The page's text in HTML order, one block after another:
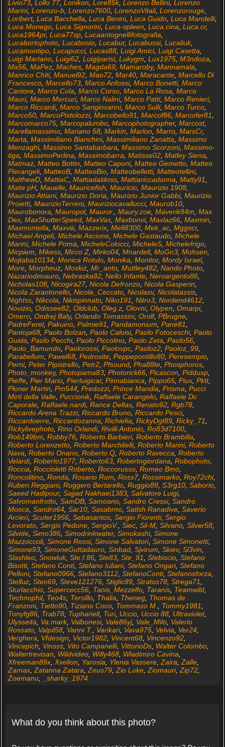
Livio73, Lollo 77, Lonikon Lore85k, Lorenzo Bellini, Lorenzo
Marini, Lorenzo-b, Lorenzo7600, LorenzoVitali, Lorenzorouge,
Loribert, Luca Bacchella Luca Benini, Luca Guido, Luca Mandelli,
Luca Monego, Luca Signorini, Luca-spleen Luca.cina Luca.cr,
Luca1964pr, Luca77sp, Lucaantognellifotografia
Lucabortophoto, Lucabosio, Lucabur, Lucabussi, Lucaliuk,
Lucamontipo, Lucapucci, Lucas88, Luigi Amici, Luigi Casetta
Luigi Martano, Luigi62, Luigiparisi, Lukygm Lux1975, M3ndoza
Ma56, MaPez, Maches, Magda69, Mamaroby, Mannamala
Manrico Chiti, Manuel92, Mao72, Mar40, Maracante, Marcello Di
Francesco, Marcello73, Marco Anfossi, Marco Bonetti, Marco
Cantore, Marco Cola Marco Corso, Marco La Rosa Marco
Mauri, Marco Mercuri, Marco Nalini, Marco Patti, Marco Renieri,
Marco Riccardi, Marco Sangiovanni, Marco Sulli, Marco Turco,
Marco50, MarcoPistolozzi, Marcobello91 Marcof86, Marcofer81
Marcomarco75, Marcopalumbo, Marcophotographer, Marcost,
Marellamassimo, Mariano 58, Markin Marlon Marro, MarsCr,
Marta Massimiliano Bianchini, Massimiliano Zanatta Massimo
Menzaghi, Massimo Santabarbara Massimo Scorzoni, Massimo-
tiga MassimoPerlina Massimobarra Matisse02, Matley Siena
Matmaz, Matteo Bottin Matteo Caponi, Matteo Gemetto, Matteo
Pierangeli, MatteoB, MatteoBio, Matteobelletti, Matteotellini,
MatthewD, MattiaC, Mattiadaldoss, Mattiariccadonna Matty91
Matw pH, Mauelle, Mauricefish Mauricio, Maurizio 1908,
Maurizio Attiani, Maurizio Doria Maurizio Junior Gabbi, Maurizio
Proietti, MaurizioTerreni, Mauriziocavallucci, Maurob10,
Maurobonora Mauropol, Mauror. Maury.zoe, Maverik84m Max
Dex, MaxShutterSpeed, MaxVax, Maxbonvi, Maxlaz66, Maxmin
Maxmontella Maxviii, Mazzerix, Mefi8300, Mek_ac, Mggscr,
Michael Angeli, Michele Ascione, Michele Gastaudo, Michele
Marini, Michele Poma MicheleColocci, MicheleS, Michelefrigo,
Micpiem Mikess, Mirco Z, Mirko04, Mnardell, MoGn3, Mohsen
Mojtaba10134, Monica Rotulo, Monika Monitor, Mordy Israel,
More, Morpheuz, Moskiz, Mr_anto, Muttley482, Nando Photo,
Nazariodimauro, Nebraska92, Nello Infante, Neroargento86,
Nicholas108, Nicogira27, Nicola Defronzo, Nicola Gasperin
Nicola Zarantonello, Nicola_Ceccato, Nicolasv, Nicolatassis,
Nightss, Nikcola Nikispinnato, Niko191 Nitro3, Nordend4612,
Novizio, Odissee82, Oldclub, Oleg.z, Olovni, Olypen Omarpi,
Omero, Ondrej Baly, Orlando Tomassini, Orolf, PBrugne,
PadreFerel, Pakuino, Palmie91 Pandamonium Pane81
Pantoja68, Paolo Bolzan Paolo Caloisi, Paolo Fotoceschi, Paolo
Guida Paolo Pecchi, Paolo Piccolino, Paolo Zeta Paolo56,
Paolo_Bamundo, Paolorossi, Paolovpc, Paoloz2, Paoloz_99,
Parabellum Pawel68, Pedrosite, Peppepontillo80, Peresempio,
Perni, Peter Pipistrello, Petr2, Pfsound, Pha88te, Phosphoros,
Photo_monkey, Photopama83, Photorick66, Picascon Pidduxp,
Pieffe, Pier Mario, Pierluigicar, Pinnabianca Pippo65, Piux, Pktt,
Ploner Martin Pm544, Predozzi, Prince Mandia Prisma Pucci
Mirti della Valle, Puccionik, Raffaele Carangelo, Raffaele Dc
Caporale, Raffaele.nardi, Rance Dellas, Renato92, Rgb78,
Riccardo Arena Trazzi, Riccardo Bruno, Riccardo Pesci,
Riccardoerre, Riccardozanna Richiefia RickyDgt89, Ricky_71
Rickylivephoto, Rino Orlandi, Rivilli Antonio, Ro83d7100,
Rob149bm Robby76, Roberto Barbieri, Roberto Brambilla
Roberto Lorenzetto, Roberto Marchitelli, Roberto Marini, Roberto
Nava Roberto Onano, Roberto Q, Roberto Ravecca Roberto
Velardi, Roberto1977, Roberto63, Robertogiordana Robophoto,
Roccia Roccioletti Roberto, Roccorusso, Romeo Bmo,
Roncolitino, Ronda Rosario Rum Ross7, Rossimarko, Roy72chi,
Ruben.Reggiani, Ruggero Bertarello, Ruggio89, S3rg10, Saborio,
Saeed Hadipour, Sajjad Nakhaei1383, Salvatore Luigi,
Salvomanfrotto, SamDB, Samoano, Sandro Cressi, Sandro
Mosca Sandro64, Sar10, Sasabrno, Satish Ranadive, Saverio
Arcieri, Scuter1956, Sebasantos, Sergio Fiorenti, Sergio
Levorato, Sergio Pedone, SergioV. Siec, Sil-M, Silvano, Silver58,
Silvide, Simo386, Simodrinkwater, Simokashi, Simone
Mazzoccoli, Simone Rossi, Simone Salvatori, Simone Simonetti,
Simone93, SimoneGuttadauro, Sinbad, Sjvirum Skiev, Sl3vin
Slashleo, Snowluk, Ste.f.86, Ste83, Ste_91 Stebiscio, Stefano
Bisotti, Stefano Conti, Stefano Iuliani, Stefano Ongari, Stefano
Pelloni, Stefano0966, Stefano3112, StefanoConti, Stefanosforza
Stelluz, Steo69, Steve121276, Stiglic89, Stratos78, Strega71
Sturlacchio, Supercecc56, Tanis_Mezzelfo, Taranis, Teamwild,
Technophil, Teo4s, Tersillo, Thalia Theneg, Thomas de
Franzoni, Tietto90, Tiziano Coco, Tommaso M. Tommy1981
Tonyfg86, Trab78, Tuphariell, Turi, Uccio, Uccio 88, Ultraviolet,
Ulysseita
Va.mark, Valbonesi, Vale86yj, Vale_Milo, Valerio
Rossato, Valpil58, Vanni T. Varikari, Vava975, Velvia Ver24,
Verghera
Vfdesign Victor1982, Vincent68, Vincenzo92,
Vincepich
Vinsss, Vito Campanelli, VittorioDs, Walter Colombo,
Waltertrevisan
Wildvideo, Willy468, Wladimiro Cavina
Xfreeman89x, Xxelion Yarosia Ylenia Vassere, Zaira Zalle,
Zamax, Zatanna Zatara Zeus79, Zio Luke, Ziomauri, Zip72,
Zoemanu, _sharky_1974
What do you think about this photo?